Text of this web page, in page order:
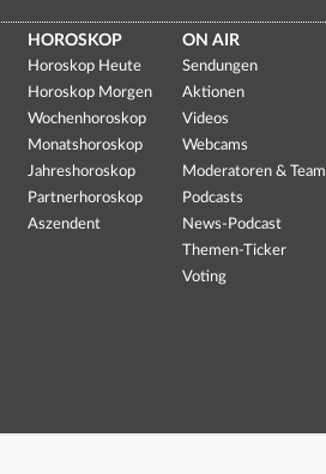
HOROSKOP
Horoskop Heute
Horoskop Morgen
Wochenhoroskop
Monatshoroskop
Jahreshoroskop
Partnerhoroskop
Aszendent
ON AIR
Sendungen
Aktionen
Videos
Webcams
Moderatoren & Team
Podcasts
News-Podcast
Themen-Ticker
Voting